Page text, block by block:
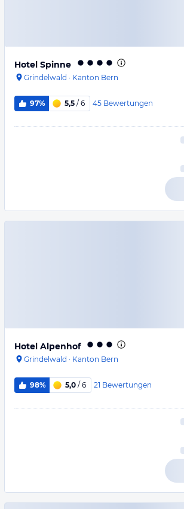
Hotel Spinne
Grindelwald · Kanton Bern
97% 5,5 / 6 45 Bewertungen
Hotel Alpenhof
Grindelwald · Kanton Bern
98% 5,0 / 6 21 Bewertungen